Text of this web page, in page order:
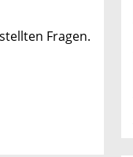
Fragen.